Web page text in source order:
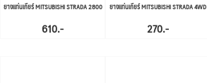
ยางแท่นเกียร์ MITSUBISHI STRADA 2800
610.-
ยางแท่นเกียร์ MITSUBISHI STRADA 4WD
270.-